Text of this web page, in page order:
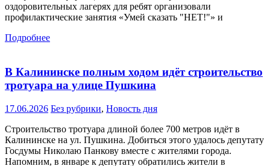
оздоровительных лагерях для ребят организовали
профилактические занятия «Умей сказать "НЕТ!"» и
Подробнее
В Калининске полным ходом идёт строительство
тротуара на улице Пушкина
17.06.2026 Без рубрики, Новость дня
Строительство тротуара длиной более 700 метров идёт в
Калининске на ул. Пушкина. Добиться этого удалось депутату
Госдумы Николаю Панкову вместе с жителями города.
Напомним, в январе к депутату обратились жители в